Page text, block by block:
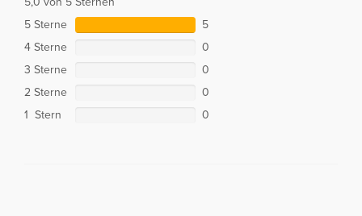
5 Sterne
5
4 Sterne
0
3 Sterne
0
2 Sterne
0
1 Stern
0